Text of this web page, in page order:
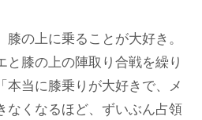
の上に乗ることが大好き。
と膝の上の陣取り合戦を繰り
本当に膝乗りが大好きで、メ
なくなるほど、ずいぶん占領